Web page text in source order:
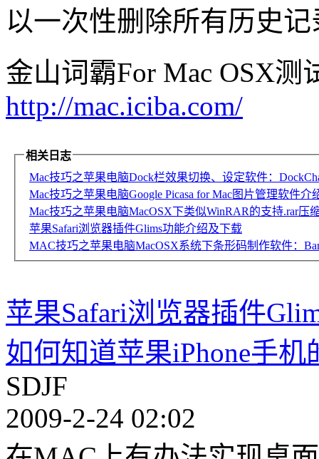
以一次性删除所有历史记
金山词霸For Mac OSX
http://mac.iciba.com/
相关日志
Mac技巧之苹果电脑Dock栏效果切换、设定软件：
Mac技巧之苹果电脑Google Picasa for Mac图片管理软件介
Mac技巧之苹果电脑MacOSX下类似WinRAR的支持.rar压
苹果Safari浏览器插件Glims功能介绍及下载
MAC技巧之苹果电脑MacOSX系统下条形码制作软件：
苹果Safari浏览器插件
如何知道苹果iPhone手
SDJF
2009-2-24 02:02